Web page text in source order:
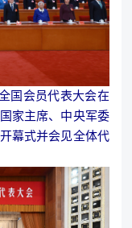
国会员代表大会在
家主席、中央军委
幕式并会见全体代